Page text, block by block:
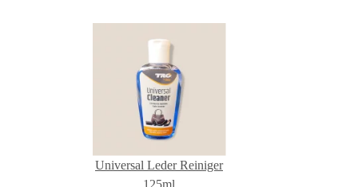
Universal Leder Reiniger
125ml